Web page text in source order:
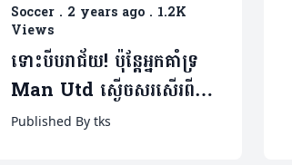
Soccer . 2 years ago . 1.2K
Views
ទោះបីបរាជ័យ! ប៉ុន្តែអ្នកគាំទ្រ
Man Utd ស្ងើចសរសើរពី
ទេពកោសល្យកីឡាករម្នាក់នេះ
Published By tks